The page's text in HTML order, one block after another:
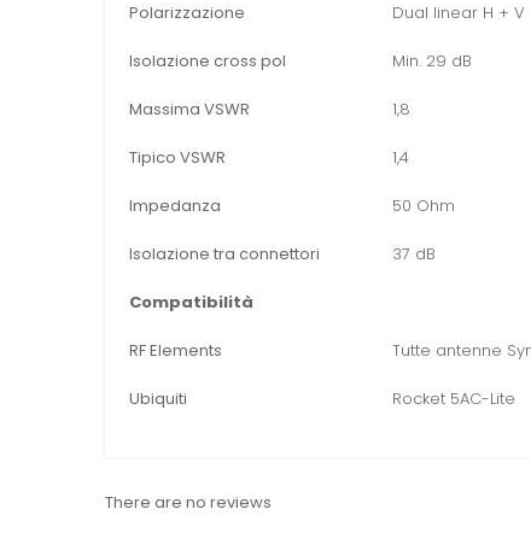
Polarizzazione Dual linear H + V
Isolazione cross pol Min. 29 dB
Massima VSWR 1,8
Tipico VSWR 1,4
Impedanza 50 Ohm
Isolazione tra connettori 37 dB
Compatibilità
RF Elements Tutte antenne
Ubiquiti Rocket 5AC-Lite
There are no reviews